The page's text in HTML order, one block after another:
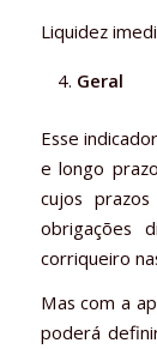
Liquidez
Geral
Esse
e longo
cujos
obrigações
corriqueiro
Mas com a
poderá